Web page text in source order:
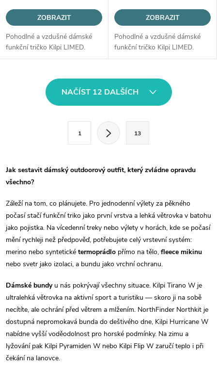
ZOBRAZIT
Pohodlné a vzdušné dámské
funkční tričko Kilpi LIMED.
ZOBRAZIT
Pohodlné a vzdušné dámské
funkční tričko Kilpi LIMED.
d
a
c
í
p
r
v
k
y
v
ý
NAČÍST 12 DALŠÍCH
á
n
o
v
á
n
í
1 13
Jak sestavit dámský outdoorový outfit, který zvládne opravdu
všechno?
Záleží na tom, co plánujete. Pro jednodenní výlety za pěkného
počasí stačí funkční triko jako první vrstva a lehká větrovka v batohu
jako pojistka. Na vícedenní treky nebo výlety v horách, kde se počasí
mění rychleji než předpověď, potřebujete celý vrstevní systém:
merino nebo syntetické termoprádlo přímo na tělo, fleece mikinu
nebo svetr jako izolaci, a bundu jako vrchní ochranu.
Dámské bundyu nás pokrývají všechny situace. Kilpi Tirano W je
ultralehká větrovka na aktivní sport a turistiku — skoro ji na sobě
necítíte, ale ochrání před větrem a mlžením. NorthFinder Northkit je
dostupná nepromokavá bunda do deštivého dne, Kilpi Hurricane W
nabídne vyšší voděodolnost pro horské podmínky. Na zimu a
lyžování pak Kilpi Pyramiden W nebo Kilpi Flip W zaručí teplo i při
čekání na lanovce.